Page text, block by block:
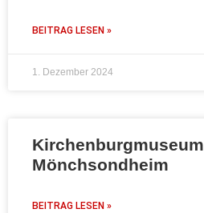
BEITRAG LESEN »
1. Dezember 2024
Kirchenburgmuseum
Mönchsondheim
BEITRAG LESEN »